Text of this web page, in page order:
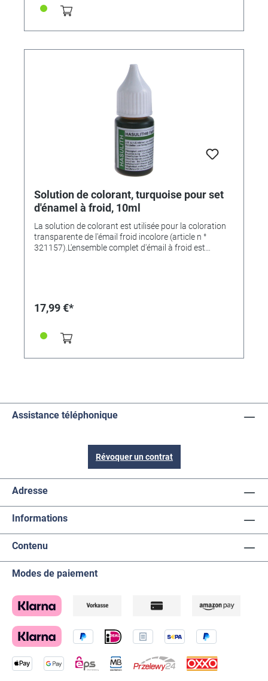
Solution de colorant, turquoise pour set
d'énamel à froid, 10ml
La solution de colorant est utilisée pour la coloration
transparente de l'émail froid incolore (article n °
321157).L'ensemble complet d'émail à froid est
17,99 €*
Assistance téléphonique
Révoquer un contrat
Adresse
Informations
Contenu
Modes de paiement